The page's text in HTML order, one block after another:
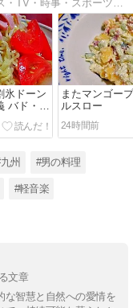
氷ドーン
バド・パ
ドランド
またマンゴー
ルスロー
24時間前
州 #男の料理
#軽音楽
文章
な智慧と自然への愛情を